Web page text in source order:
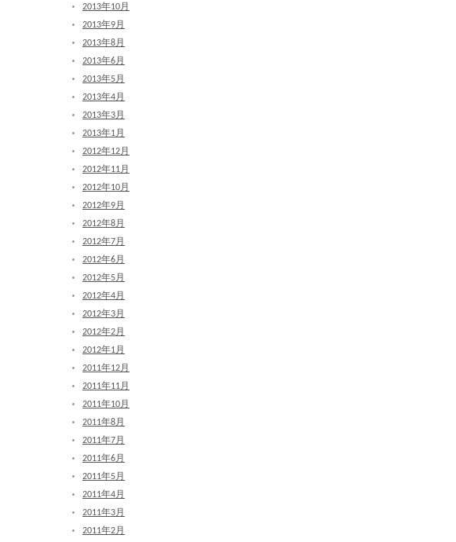
2013年10月
2013年9月
2013年8月
2013年6月
2013年5月
2013年4月
2013年3月
2013年1月
2012年12月
2012年11月
2012年10月
2012年9月
2012年8月
2012年7月
2012年6月
2012年5月
2012年4月
2012年3月
2012年2月
2012年1月
2011年12月
2011年11月
2011年10月
2011年8月
2011年7月
2011年6月
2011年5月
2011年4月
2011年3月
2011年2月